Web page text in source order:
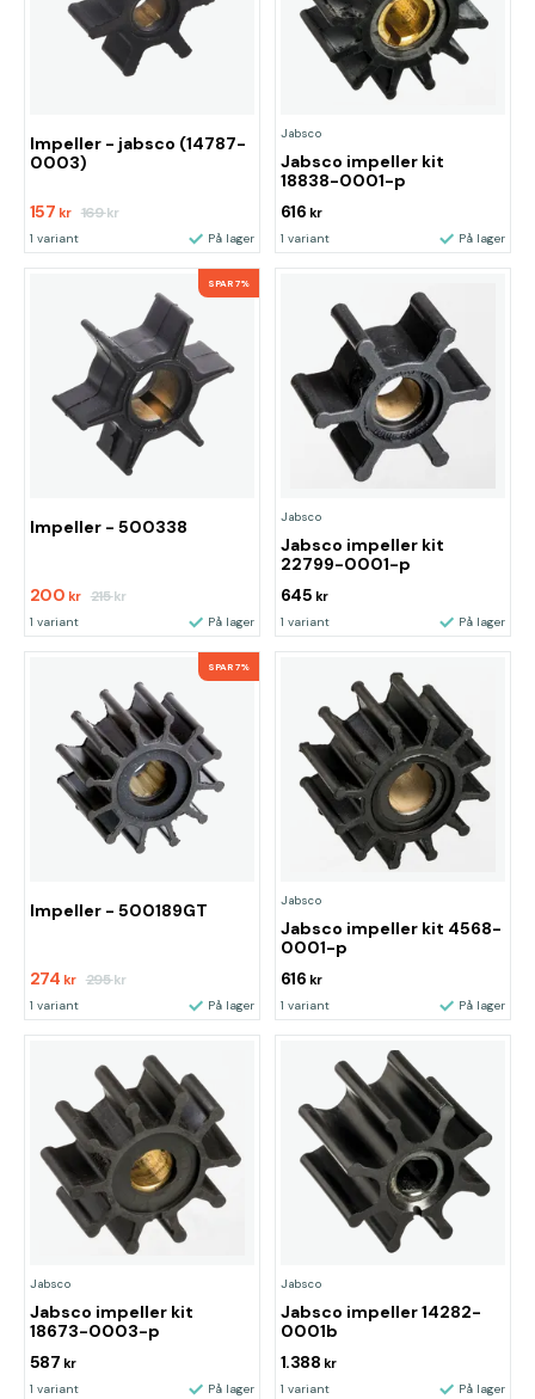
Impeller - jabsco (14787-
0003)
157 kr 169kr
1 variant På lager
Jabsco
Jabsco impeller kit
18838-0001-p
616 kr
1 variant På lager
SPAR 7%
Impeller - 500338
200 kr 215kr
1 variant På lager
Jabsco
Jabsco impeller kit
22799-0001-p
645 kr
1 variant På lager
SPAR 7%
Impeller - 500189GT
274 kr 295kr
1 variant På lager
Jabsco
Jabsco impeller kit 4568-
0001-p
616 kr
1 variant På lager
Jabsco
Jabsco impeller kit
18673-0003-p
587 kr
1 variant På lager
Jabsco
Jabsco impeller 14282-
0001b
1.388 kr
1 variant På lager